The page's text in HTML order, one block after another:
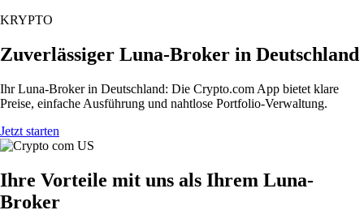
KRYPTO
Zuverlässiger Luna-Broker in Deutschland
Ihr Luna-Broker in Deutschland: Die Crypto.com App bietet klare
Preise, einfache Ausführung und nahtlose Portfolio-Verwaltung.
Jetzt starten
Ihre Vorteile mit uns als Ihrem Luna-
Broker